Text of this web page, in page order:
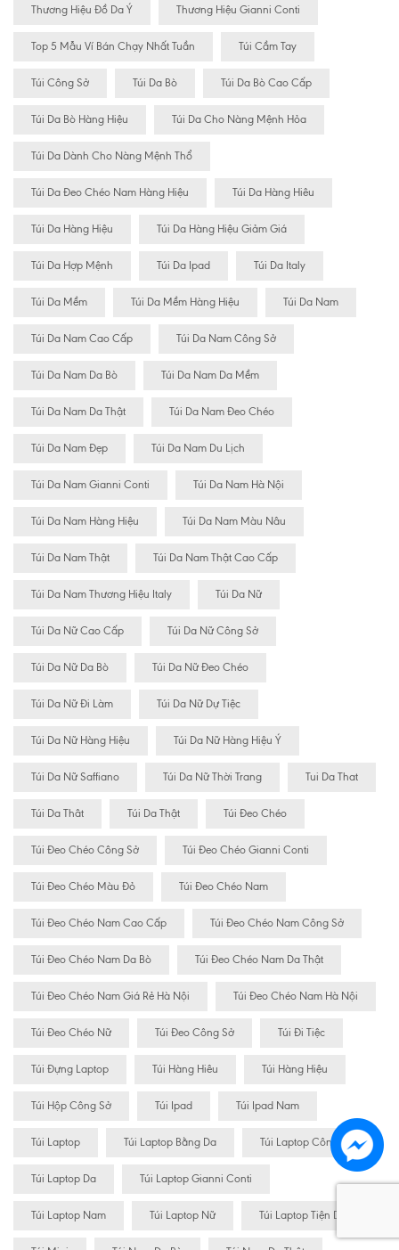
Thương Hiệu Đồ Da Ý Thương Hiệu Gianni Conti
Top 5 Mẫu Ví Bán Chạy Nhất Tuần Túi Cầm Tay
Túi Công Sở Túi Da Bò Túi Da Bò Cao Cấp
Túi Da Bò Hàng Hiệu Túi Da Cho Nàng Mệnh Hỏa
Túi Da Dành Cho Nàng Mệnh Thổ
Túi Da Đeo Chéo Nam Hàng Hiệu Túi Da Hàng Hiêu
Túi Da Hàng Hiệu Túi Da Hàng Hiệu Giảm Giá
Túi Da Hợp Mệnh Túi Da Ipad Túi Da Italy
Túi Da Mềm Túi Da Mềm Hàng Hiệu Túi Da Nam
Túi Da Nam Cao Cấp Túi Da Nam Công Sở
Túi Da Nam Da Bò Túi Da Nam Da Mềm
Túi Da Nam Da Thật Túi Da Nam Đeo Chéo
Túi Da Nam Đẹp Túi Da Nam Du Lịch
Túi Da Nam Gianni Conti Túi Da Nam Hà Nội
Túi Da Nam Hàng Hiệu Túi Da Nam Màu Nâu
Túi Da Nam Thật Túi Da Nam Thật Cao Cấp
Túi Da Nam Thương Hiệu Italy Túi Da Nữ
Túi Da Nữ Cao Cấp Túi Da Nữ Công Sở
Túi Da Nữ Da Bò Túi Da Nữ Đeo Chéo
Túi Da Nữ Đi Làm Túi Da Nữ Dự Tiệc
Túi Da Nữ Hàng Hiệu Túi Da Nữ Hàng Hiệu Ý
Túi Da Nữ Saffiano Túi Da Nữ Thời Trang Tui Da That
Túi Da Thât Túi Da Thật Túi Đeo Chéo
Túi Đeo Chéo Công Sở Túi Đeo Chéo Gianni Conti
Túi Đeo Chéo Màu Đỏ Túi Đeo Chéo Nam
Túi Đeo Chéo Nam Cao Cấp Túi Đeo Chéo Nam Công Sở
Túi Đeo Chéo Nam Da Bò Túi Đeo Chéo Nam Da Thật
Túi Đeo Chéo Nam Giá Rẻ Hà Nội Túi Đeo Chéo Nam Hà Nội
Túi Đeo Chéo Nữ Túi Đeo Công Sở Túi Đi Tiệc
Túi Đựng Laptop Túi Hàng Hiêu Túi Hàng Hiệu
Túi Hộp Công Sở Túi Ipad Túi Ipad Nam
Túi Laptop Túi Laptop Bằng Da Túi Laptop Công Sở
Túi Laptop Da Túi Laptop Gianni Conti
Túi Laptop Nam Túi Laptop Nữ Túi Laptop Tiện Dụng